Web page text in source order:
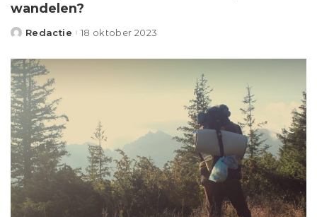
wandelen?
Posted
Redactie 18 oktober 2023